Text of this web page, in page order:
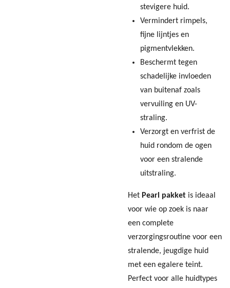
stevigere huid.
Vermindert rimpels,
fijne lijntjes en
pigmentvlekken.
Beschermt tegen
schadelijke invloeden
van buitenaf zoals
vervuiling en UV-
straling.
Verzorgt en verfrist de
huid rondom de ogen
voor een stralende
uitstraling.
Het Pearl pakket is ideaal
voor wie op zoek is naar
een complete
verzorgingsroutine voor een
stralende, jeugdige huid
met een egalere teint.
Perfect voor alle huidtypes